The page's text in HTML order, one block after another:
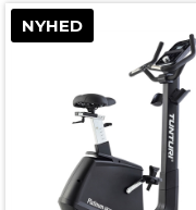
NYHED